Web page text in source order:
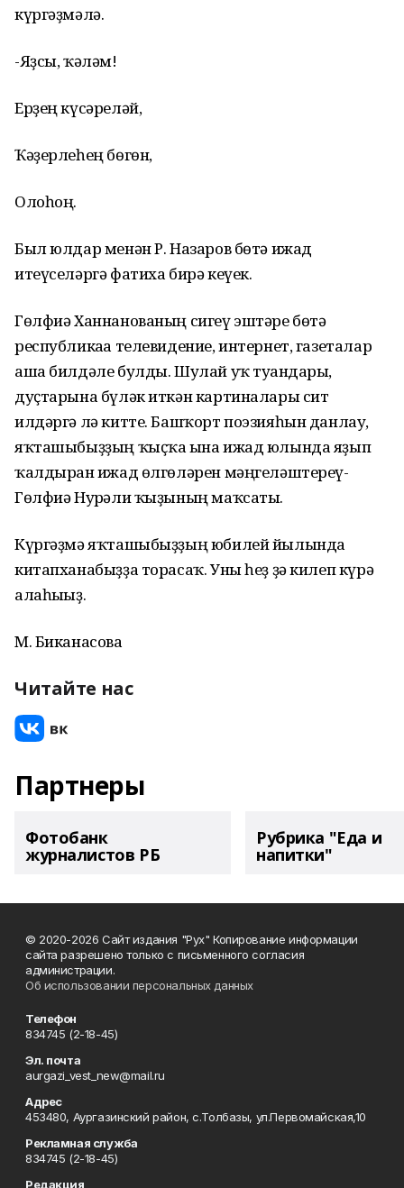
күргәҙмәлә.
-Яҙсы, ҡәләм!
Ерҙең күсәреләй,
Ҡәҙерлеһең бөгөн,
Олоһоң.
Был юлдар менән Р. Назаров бөтә ижад
итеүселәргә фатиха бирә кеүек.
Гөлфиә Ханнанованың сигеү эштәре бөтә
республикаға телевидение, интернет, газеталар
аша билдәле булды. Шулай уҡ туғандары,
дуҫтарына бүләк иткән картиналары сит
илдәргә лә китте. Башҡорт поэзияһын данлау,
яҡташыбыҙҙың ҡыҫҡа ғына ижад юлында яҙып
ҡалдырған ижад өлгөләрен мәңгеләштереү-
Гөлфиә Нурғәли ҡыҙының маҡсаты.
Күргәҙмә яҡташыбыҙҙың юбилей йылында
китапханабыҙҙа торасаҡ. Уны һеҙ ҙә килеп күрә
алаһығыҙ.
М. Биканасова
Читайте нас
Партнеры
Фотобанк
журналистов РБ
Рубрика "Еда и
напитки"
© 2020-2026 Сайт издания "Рух" Копирование информации
сайта разрешено только с письменного согласия
администрации.
Об использовании персональных данных
Телефон
834745 (2-18-45)
Эл. почта
aurgazi_vest_new@mail.ru
Адрес
453480, Аургазинский район, с.Толбазы, ул.Первомайская,10
Рекламная служба
834745 (2-18-45)
Редакция